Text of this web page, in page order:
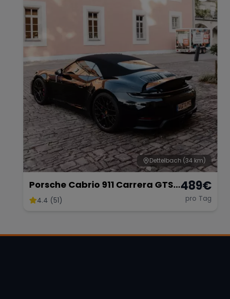
Dettelbach (34 km)
Porsche Cabrio 911 Carrera GTS
mieten
4.4 (51)
489€
pro Tag